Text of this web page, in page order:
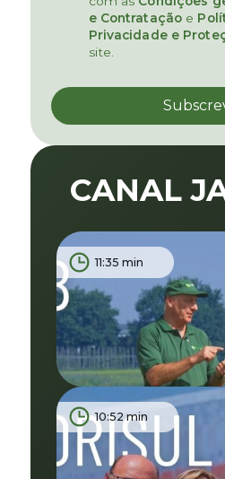
e Contratação e
Privacidade e
site.
CANAL
11:35 min
10:52 min